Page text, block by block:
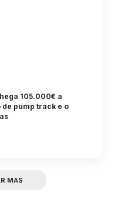
105.000€ a
pump track e o
MAS